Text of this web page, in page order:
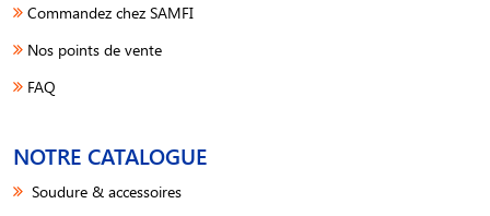
Commandez chez SAMFI
Nos points de vente
FAQ
NOTRE CATALOGUE
Soudure & accessoires